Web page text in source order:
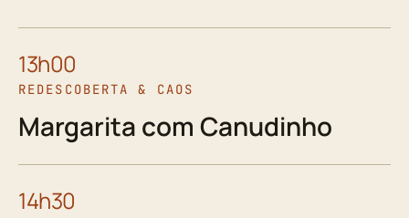
13h00
REDESCOBERTA & CAOS
Margarita com Canudinho
14h30